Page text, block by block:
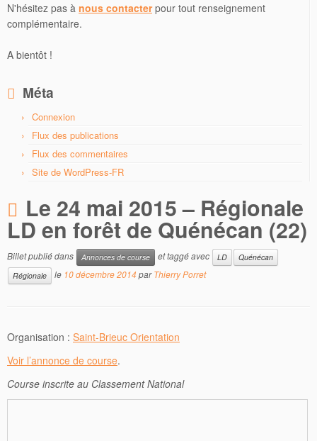
N'hésitez pas à nous contacterpour tout renseignement
complémentaire.
A bientôt !
Méta
Connexion
Flux des publications
Flux des commentaires
Site de WordPress-FR
Le 24 mai 2015 – Régionale
LD en forêt de Quénécan (22)
Billet publié dans Annonces de course et taggé avec LD
Quénécan
Régionale
le 10 décembre 2014parThierry Porret
Organisation : Saint-Brieuc Orientation
Voir l’annonce de course.
Course inscrite au Classement National